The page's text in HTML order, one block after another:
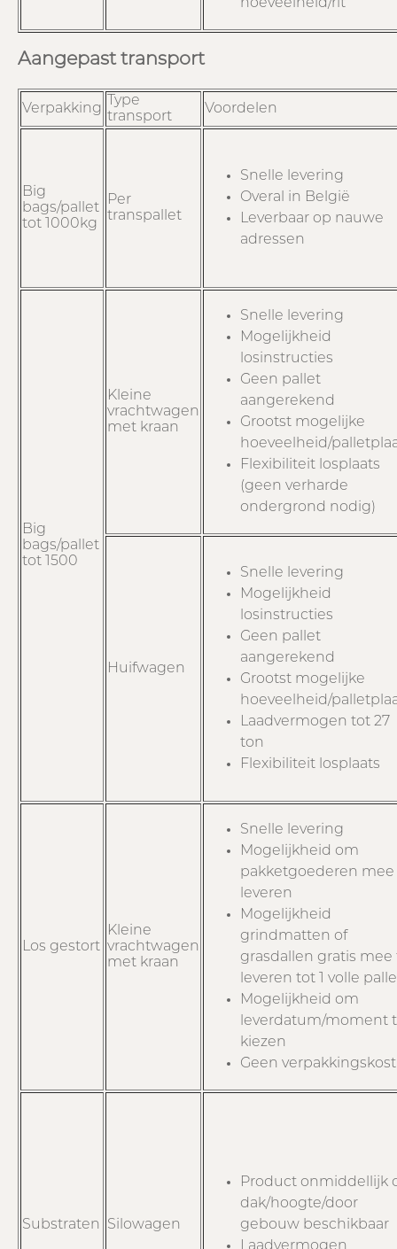
hoeveelheid/rit
Aangepast transport
Verpakking
Type
transport
Voordelen
Big
bags/pallet
tot 1000kg
Per
transpallet
Snelle levering
Overal in België
Leverbaar op nauwe
adressen
Big
bags/pallet
tot 1500
Kleine
vrachtwagen
met kraan
Snelle levering
Mogelijkheid
losinstructies
Geen pallet
aangerekend
Grootst mogelijke
hoeveelheid/
Flexibiliteit losplaats
(geen verharde
ondergrond nodig)
Huifwagen
Snelle levering
Mogelijkheid
losinstructies
Geen pallet
aangerekend
Grootst mogelijke
hoeveelheid/
Laadvermogen tot 27
ton
Flexibiliteit losplaats
Los gestort
Kleine
vrachtwagen
met kraan
Snelle levering
Mogelijkheid om
pakketgoederen mee
leveren
Mogelijkheid
grindmatten of
grasdallen gratis mee
leveren tot 1 volle
Mogelijkheid om
leverdatum/moment
kiezen
Geen verpakkingskost
Substraten Silowagen
Product onmiddellijk
dak/hoogte/door
gebouw beschikbaar